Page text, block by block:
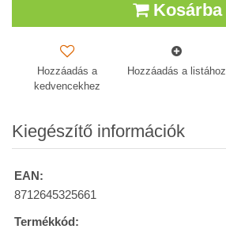
Kosárba
Hozzáadás a
kedvencekhez
Hozzáadás a listához
Kiegészítő információk
EAN:
8712645325661
Termékkód: